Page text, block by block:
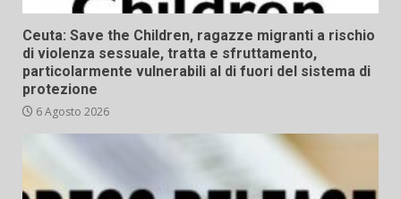
Ceuta: Save the Children, ragazze migranti a rischio
di violenza sessuale, tratta e sfruttamento,
particolarmente vulnerabili al di fuori del sistema di
protezione
6 Agosto 2026